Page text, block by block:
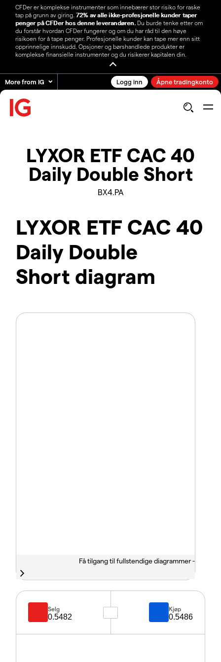
CFDer er komplekse instrumenter som innebærer stor risiko for raske
tap på grunn av giring. 72% av alle ikke-profesjonelle kunder taper
penger på CFDer hos denne leverandøren.Du burde tenke etter om
du forstår hvordan CFDer fungerer og om du har råd til den høye
risikoen for å tape penger. Profesjonelle kunder kan tape mer enn sitt
opprinnelige innskudd. Opsjoner og børshandlede produkter er
komplekse finansielle instrumenter og du risikerer kapitalen din.
More from IG Logg inn Åpne tradingkonto
LYXOR ETF CAC 40
Daily Double Short
BX4.PA
LYXOR ETF CAC 40
Daily Double
Short diagram
Få tilgang til fullstendige diagrammer -
Selg
0.5482
Kjøp
0.5486